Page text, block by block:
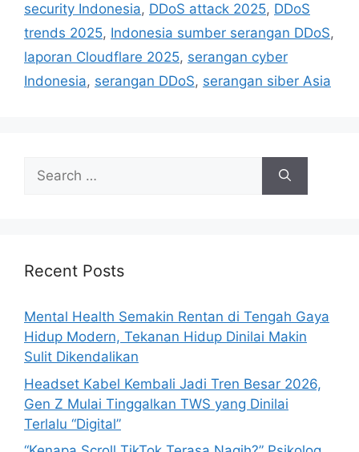
o
r
i
s
s
security Indonesia, DDoS attack 2025, DDoS
trends 2025, Indonesia sumber serangan DDoS,
laporan Cloudflare 2025, serangan cyber
Indonesia, serangan DDoS, serangan siber Asia
h
r
:
Recent Posts
Mental Health Semakin Rentan di Tengah Gaya
Hidup Modern, Tekanan Hidup Dinilai Makin
Sulit Dikendalikan
Headset Kabel Kembali Jadi Tren Besar 2026,
Gen Z Mulai Tinggalkan TWS yang Dinilai
Terlalu “Digital”